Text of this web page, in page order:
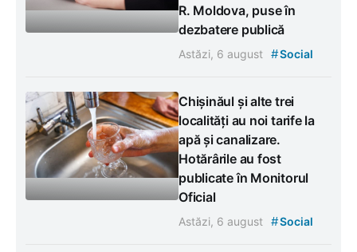
R. Moldova, puse în
dezbatere publică
Astăzi, 6 august #Social
Chișinăul și alte trei
localități au noi tarife la
apă și canalizare.
Hotărârile au fost
publicate în Monitorul
Oficial
Astăzi, 6 august #Social